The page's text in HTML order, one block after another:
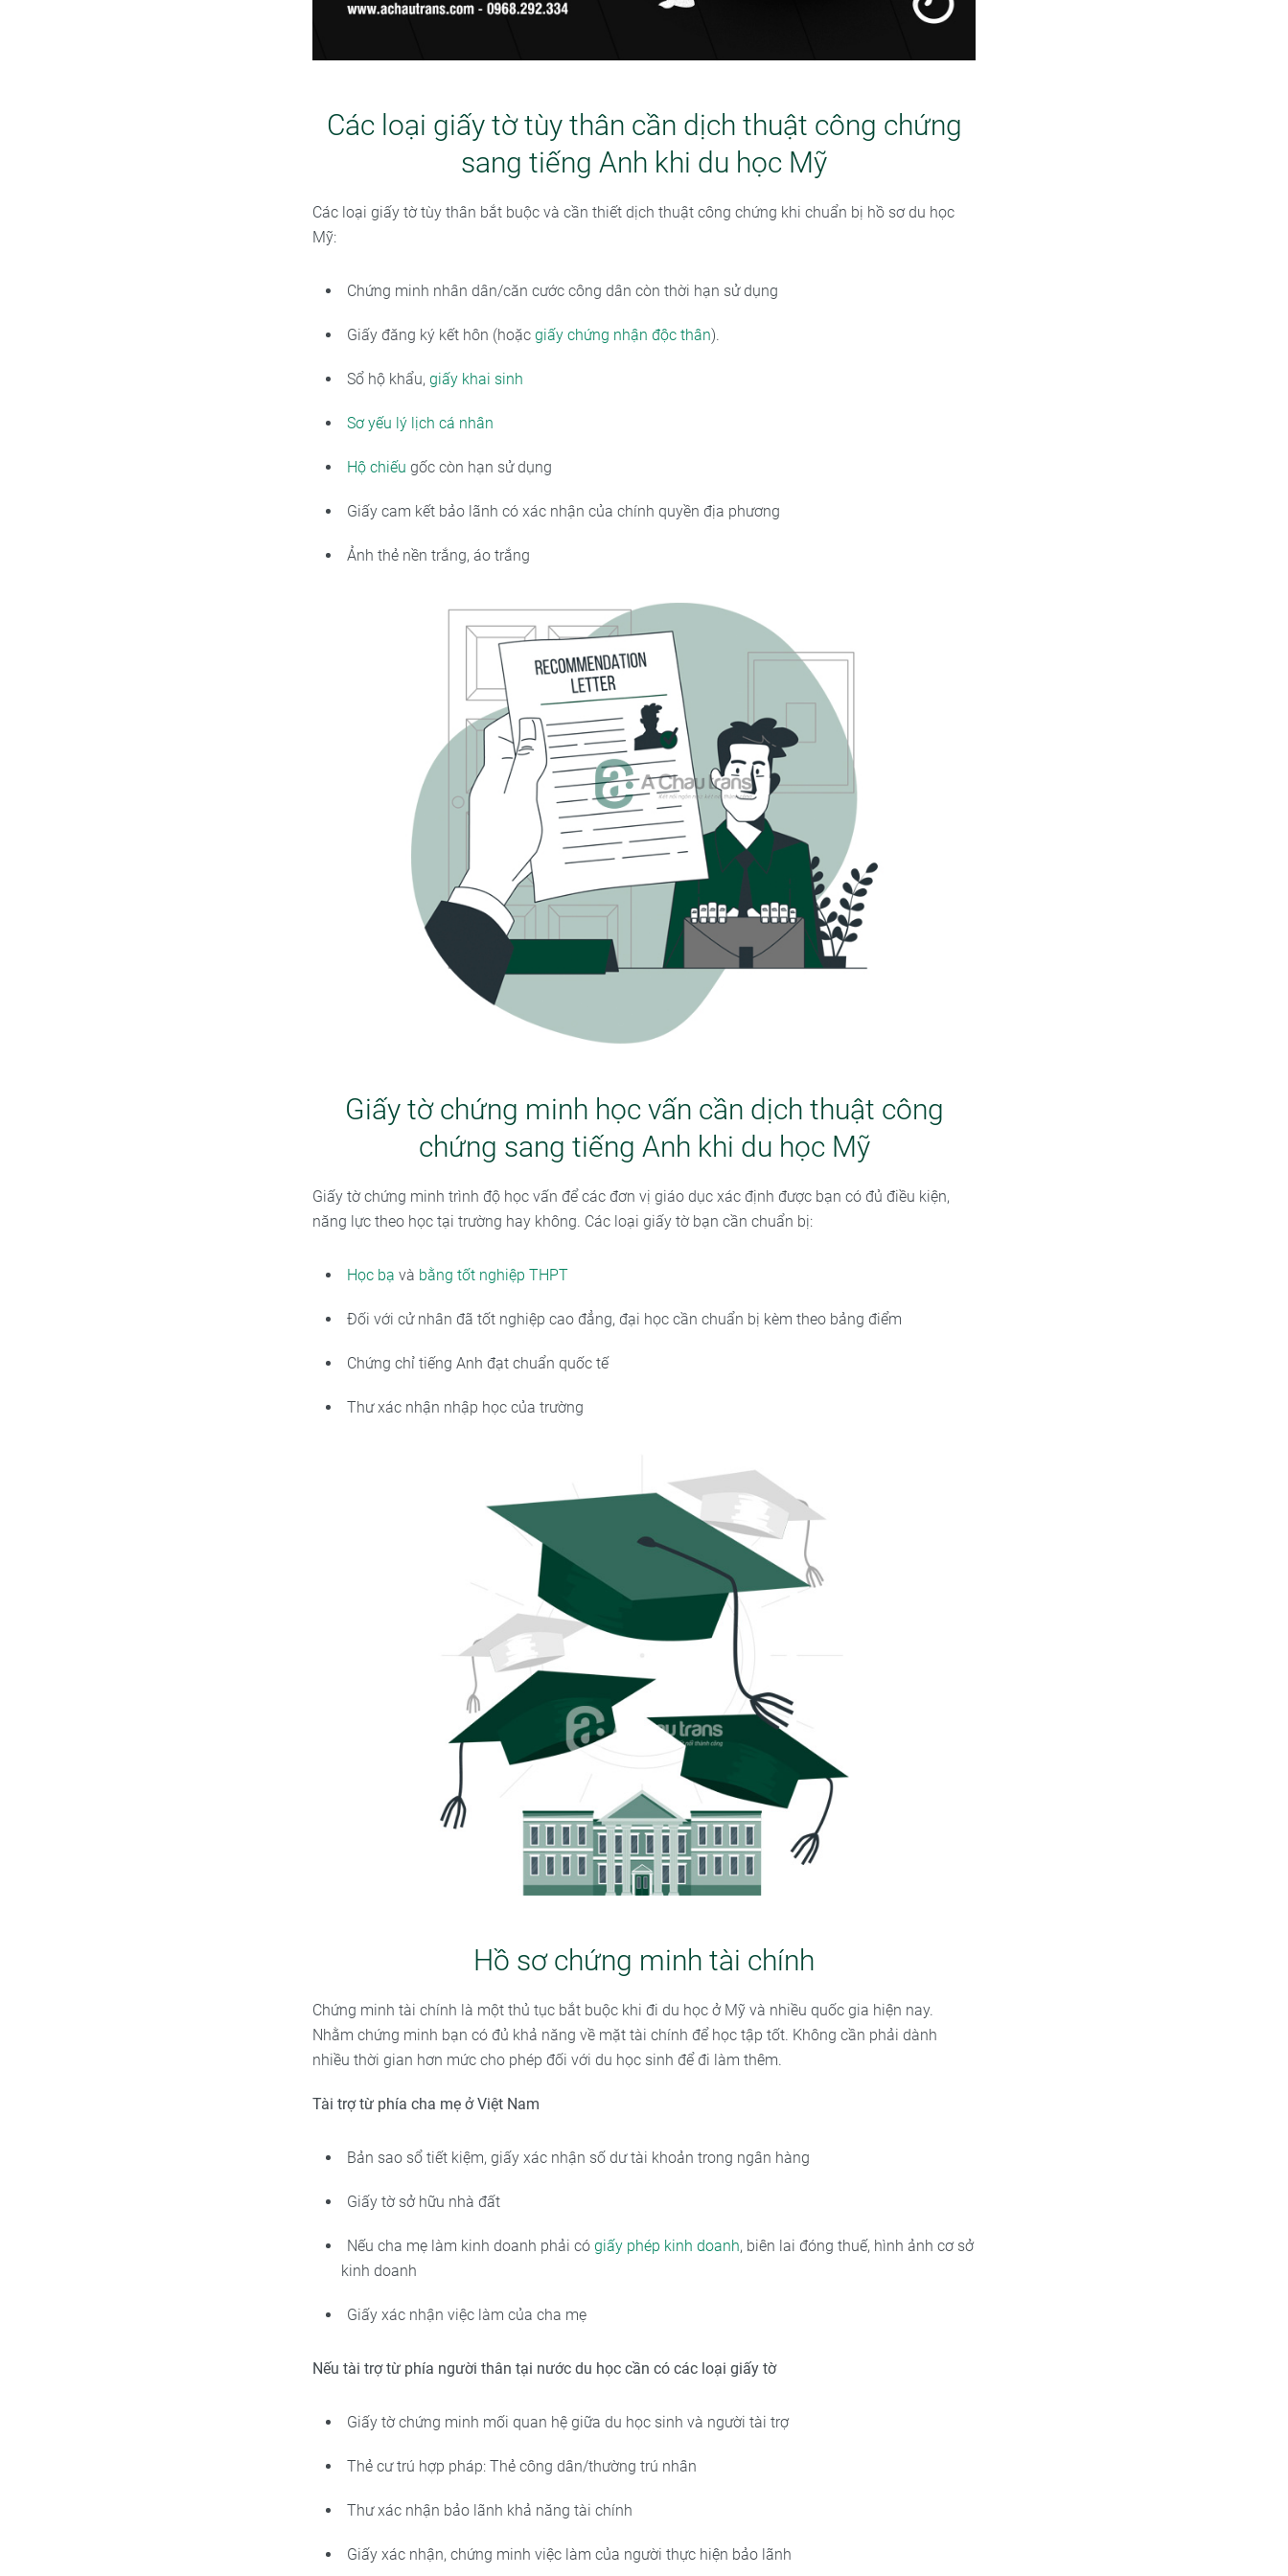
Các loại giấy tờ tùy thân cần dịch thuật công chứng
sang tiếng Anh khi du học Mỹ
Các loại giấy tờ tùy thân bắt buộc và cần thiết dịch thuật công chứng khi chuẩn bị hồ sơ du học
Mỹ:
Chứng minh nhân dân/căn cước công dân còn thời hạn sử dụng
Giấy đăng ký kết hôn (hoặc giấy chứng nhận độc thân).
Sổ hộ khẩu, giấy khai sinh
Sơ yếu lý lịch cá nhân
Hộ chiếu gốc còn hạn sử dụng
Giấy cam kết bảo lãnh có xác nhận của chính quyền địa phương
Ảnh thẻ nền trắng, áo trắng
Giấy tờ chứng minh học vấn cần dịch thuật công
chứng sang tiếng Anh khi du học Mỹ
Giấy tờ chứng minh trình độ học vấn để các đơn vị giáo dục xác định được bạn có đủ điều kiện,
năng lực theo học tại trường hay không. Các loại giấy tờ bạn cần chuẩn bị:
Học bạ và bằng tốt nghiệp THPT
Đối với cử nhân đã tốt nghiệp cao đẳng, đại học cần chuẩn bị kèm theo bảng điểm
Chứng chỉ tiếng Anh đạt chuẩn quốc tế
Thư xác nhận nhập học của trường
Hồ sơ chứng minh tài chính
Chứng minh tài chính là một thủ tục bắt buộc khi đi du học ở Mỹ và nhiều quốc gia hiện nay.
Nhằm chứng minh bạn có đủ khả năng về mặt tài chính để học tập tốt. Không cần phải dành
nhiều thời gian hơn mức cho phép đối với du học sinh để đi làm thêm.
Tài trợ từ phía cha mẹ ở Việt Nam
Bản sao sổ tiết kiệm, giấy xác nhận số dư tài khoản trong ngân hàng
Giấy tờ sở hữu nhà đất
Nếu cha mẹ làm kinh doanh phải có giấy phép kinh doanh, biên lai đóng thuế, hình ảnh cơ sở
kinh doanh
Giấy xác nhận việc làm của cha mẹ
Nếu tài trợ từ phía người thân tại nước du học cần có các loại giấy tờ
Giấy tờ chứng minh mối quan hệ giữa du học sinh và người tài trợ
Thẻ cư trú hợp pháp: Thẻ công dân/thường trú nhân
Thư xác nhận bảo lãnh khả năng tài chính
Giấy xác nhận, chứng minh việc làm của người thực hiện bảo lãnh